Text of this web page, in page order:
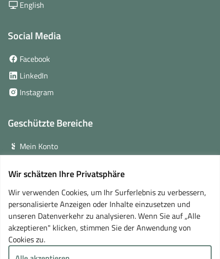
Wir schätzen Ihre Privatsphäre
Wir verwenden Cookies, um Ihr Surferlebnis zu verbessern,
personalisierte Anzeigen oder Inhalte einzusetzen und
unseren Datenverkehr zu analysieren. Wenn Sie auf „Alle
akzeptieren" klicken, stimmen Sie der Anwendung von
Cookies zu.
English
Social Media
Facebook
Fenster)
LinkedIn
neuem
Instagram(öffnet
Fenster)
Geschützte Bereiche
Mein Konto
Online-Lernplattform(öffnet
in
neuem
Fenster)
Partner